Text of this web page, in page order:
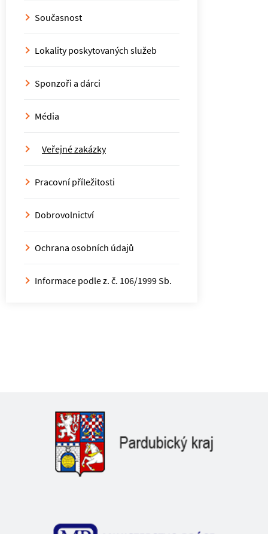
Současnost
Lokality poskytovaných služeb
Sponzoři a dárci
Média
Veřejné zakázky
Pracovní příležitosti
Dobrovolnictví
Ochrana osobních údajů
Informace podle z. č. 106/1999 Sb.